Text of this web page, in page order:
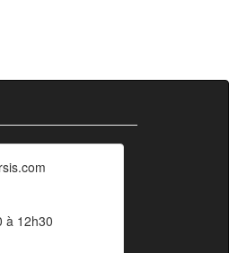
à 12h30